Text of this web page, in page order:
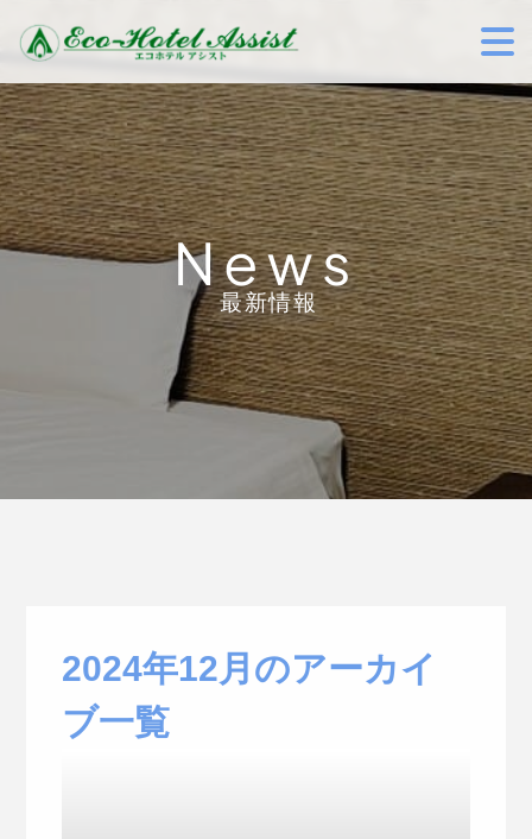
最新情報
News
2024年12月のアーカイ
ブ一覧